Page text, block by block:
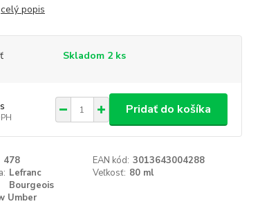
celý popis
Skladom 2 ks
Pridať do košíka
478 EAN kód: 3013643004288
Lefranc
Bourgeois
Veľkosť: 80 ml
Umber